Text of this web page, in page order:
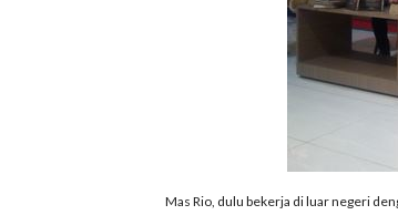
Mas Rio, dulu bekerja di luar negeri